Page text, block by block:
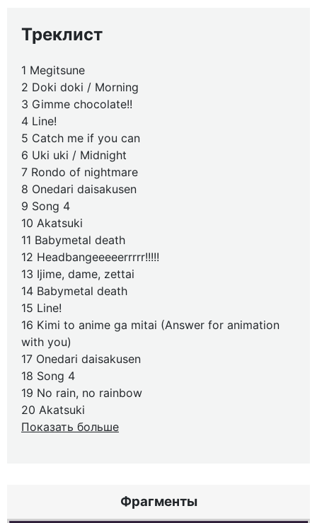
Треклист
1 Megitsune
2 Doki doki / Morning
3 Gimme chocolate!!
4 Line!
5 Catch me if you can
6 Uki uki / Midnight
7 Rondo of nightmare
8 Onedari daisakusen
9 Song 4
10 Akatsuki
11 Babymetal death
12 Headbangeeeeerrrrr!!!!!
13 Ijime, dame, zettai
14 Babymetal death
15 Line!
16 Kimi to anime ga mitai (Answer for animation
with you)
17 Onedari daisakusen
18 Song 4
19 No rain, no rainbow
20 Akatsuki
Показать больше
Фрагменты